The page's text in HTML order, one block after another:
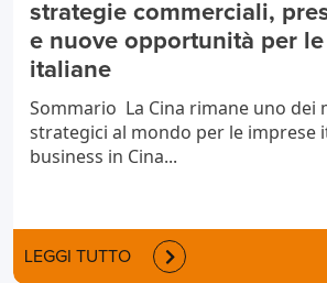
strategie commerciali,
e nuove opportunità per
italiane
Sommario La Cina rimane uno dei
strategici al mondo per le imprese
business in Cina...
LEGGI TUTTO